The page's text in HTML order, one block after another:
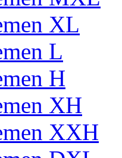
XL
L
H
XH
XXH